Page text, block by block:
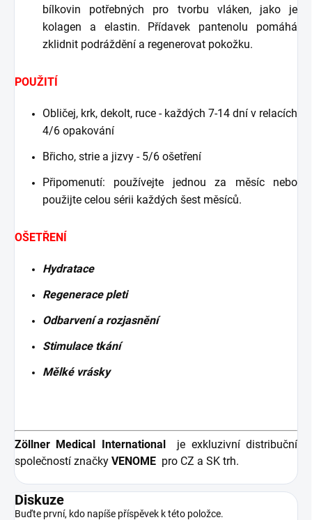
bílkovin potřebných pro tvorbu vláken, jako je
kolagen a elastin. Přídavek pantenolu pomáhá
zklidnit podráždění a regenerovat pokožku.
POUŽITÍ
Obličej, krk, dekolt, ruce - každých 7-14 dní v relacích
4/6 opakování
Břicho, strie a jizvy - 5/6 ošetření
Připomenutí: používejte jednou za měsíc nebo
použijte celou sérii každých šest měsíců.
OŠETŘENÍ
Hydratace
Regenerace pleti
Odbarvení a rozjasnění
Stimulace tkání
Mělké vrásky
Zöllner Medical International
je exkluzivní distribuční
společností značky VENOME pro CZ a SK trh.
Diskuze
Buďte první, kdo napíše příspěvek k této položce.